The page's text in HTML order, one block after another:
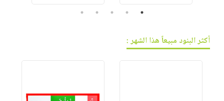
1
2
3
4
5
أكثر البنود مبيعاً هذا الشهر :